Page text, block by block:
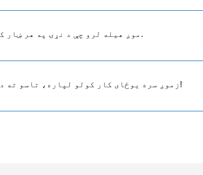
موږ هیله لرو چې د نړۍ په هر ښار کې یوه اداره جوړه کړو.
زموږ سره یوځای کار کولو لپاره، تاسو ته د خوب کور انعام ورکړئ!